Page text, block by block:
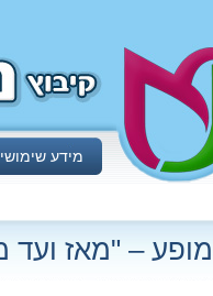
מידע שימושי
מופע – "מאז ועד